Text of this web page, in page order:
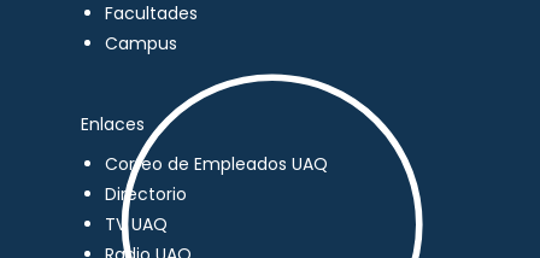
Facultades
Campus
Enlaces
Correo de Empleados UAQ
Directorio
TV UAQ